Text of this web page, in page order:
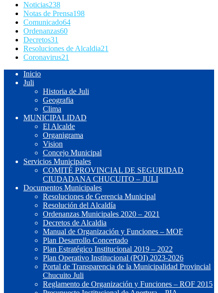
Noticias238
Notas de Prensa198
Comunicado64
Ordenanzas60
Decretos31
Resoluciones de Alcaldia21
Coronavirus21
Inicio
Juli
Historia de Juli
Geografia
Clima
MUNICIPALIDAD
El Alcalde
Organigrama
Vision
Concejo Municipal
Servicios Municipales
COMITÉ PROVINCIAL DE SEGURIDAD
CIUDADANA CHUCUITO – JULI
Documentos Municipales
Resoluciones de Gerencia Municipal
Resolución del Alcaldía
Ordenanzas Municipales 2020 – 2021
Decretos de Alcaldia
Manual de Organización y Funciones – MOF
Plan Desarrollo Concertado
Plan Estratégico Institucional 2019 – 2022
Plan Operativo Institucional (POI) 2023-2026
Portal de Transparencia de la Municipalidad Provincial
Chucuito Juli
Reglamento de Organización y Funciones – ROF 2015